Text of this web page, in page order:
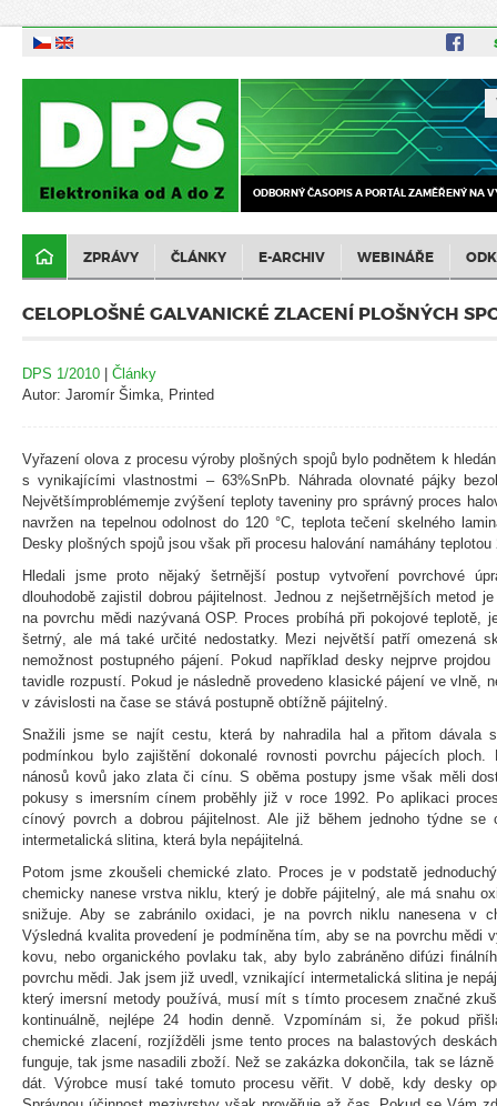
ODBORNÝ ČASOPIS A PORTÁL ZAMĚŘENÝ NA
ZPRÁVY ČLÁNKY E-ARCHIV WEBINÁŘE
CELOPLOŠNÉ GALVANICKÉ ZLACENÍ PLOŠNÝCH
DPS 1/2010 | Články
Autor: Jaromír Šimka, Printed
Vyřazení olova z procesu výroby plošných spojů bylo podnětem k
s vynikajícími vlastnostmi – 63%SnPb. Náhrada olovnaté pájky
Největšímproblémemje zvýšení teploty taveniny pro správný proces
navržen na tepelnou odolnost do 120 °C, teplota tečení skelného
Desky plošných spojů jsou však při procesu halování namáhány teplotou
Hledali jsme proto nějaký šetrnější postup vytvoření povrchové
dlouhodobě zajistil dobrou pájitelnost. Jednou z nejšetrnějších metod
na povrchu mědi nazývaná OSP. Proces probíhá při pokojové teplotě,
šetrný, ale má také určité nedostatky. Mezi největší patří omezená
nemožnost postupného pájení. Pokud například desky nejprve
tavidle rozpustí. Pokud je následně provedeno klasické pájení ve vlně,
v závislosti na čase se stává postupně obtížně pájitelný.
Snažili jsme se najít cestu, která by nahradila hal a přitom dávala
podmínkou bylo zajištění dokonalé rovnosti povrchu pájecích
nánosů kovů jako zlata či cínu. S oběma postupy jsme však měli
pokusy s imersním cínem proběhly již v roce 1992. Po aplikaci
cínový povrch a dobrou pájitelnost. Ale již během jednoho týdne
intermetalická slitina, která byla nepájitelná.
Potom jsme zkoušeli chemické zlato. Proces je v podstatě
chemicky nanese vrstva niklu, který je dobře pájitelný, ale má snahu
snižuje. Aby se zabránilo oxidaci, je na povrch niklu nanesena v
Výsledná kvalita provedení je podmíněna tím, aby se na povrchu mědi
kovu, nebo organického povlaku tak, aby bylo zabráněno difúzi
povrchu mědi. Jak jsem již uvedl, vznikající intermetalická slitina je
který imersní metody používá, musí mít s tímto procesem značné
kontinuálně, nejlépe 24 hodin denně. Vzpomínám si, že pokud
chemické zlacení, rozjížděli jsme tento proces na balastových
funguje, tak jsme nasadili zboží. Než se zakázka dokončila, tak se
dát. Výrobce musí také tomuto procesu věřit. V době, kdy desky